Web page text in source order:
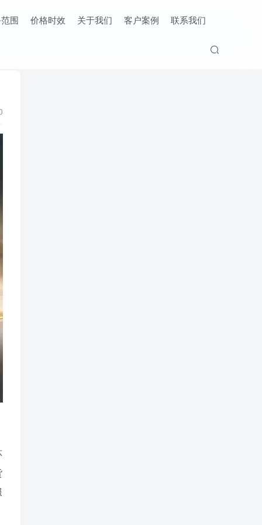
围 价格时效 关于我们 客户案例 联系我们